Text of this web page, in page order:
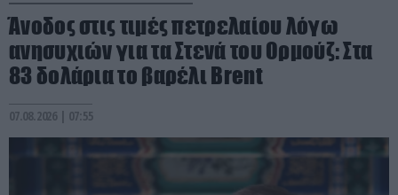
Άνοδος στις τιμές πετρελαίου λόγω
ανησυχιών για τα Στενά του Ορμούζ: Στα
83 δολάρια το βαρέλι Brent
07.08.2026 | 07:55